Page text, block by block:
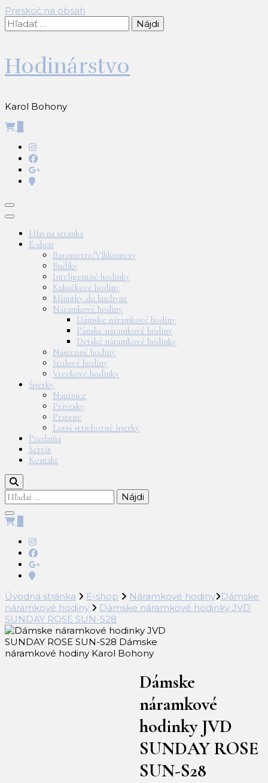
Preskoč na obsah
Hľadať:
Hodinárstvo
Karol Bohony
Hlavná stránka
E-shop
Barometre/Vlhkomery
Budíky
Inteligentné hodinky
Kukučkové hodiny
Minutky do kuchyne
Náramkové hodiny
Dámske náramkové hodiny
Pánske náramkové hodiny
Detské náramkové hodinky
Nástenné hodiny
Stolové hodiny
Vreckové hodinky
Šperky
Náušnice
Prívesky
Prstene
Lotsi strieborné šperky
Predajňa
Servis
Kontakt
Hľadať:
Úvodná stránka E-shop Náramkové hodiny Dámske
náramkové hodiny
Dámske náramkové hodinky JVD
SUNDAY ROSE SUN-S28
Dámske
náramkové
hodinky JVD
SUNDAY ROSE
SUN-S28